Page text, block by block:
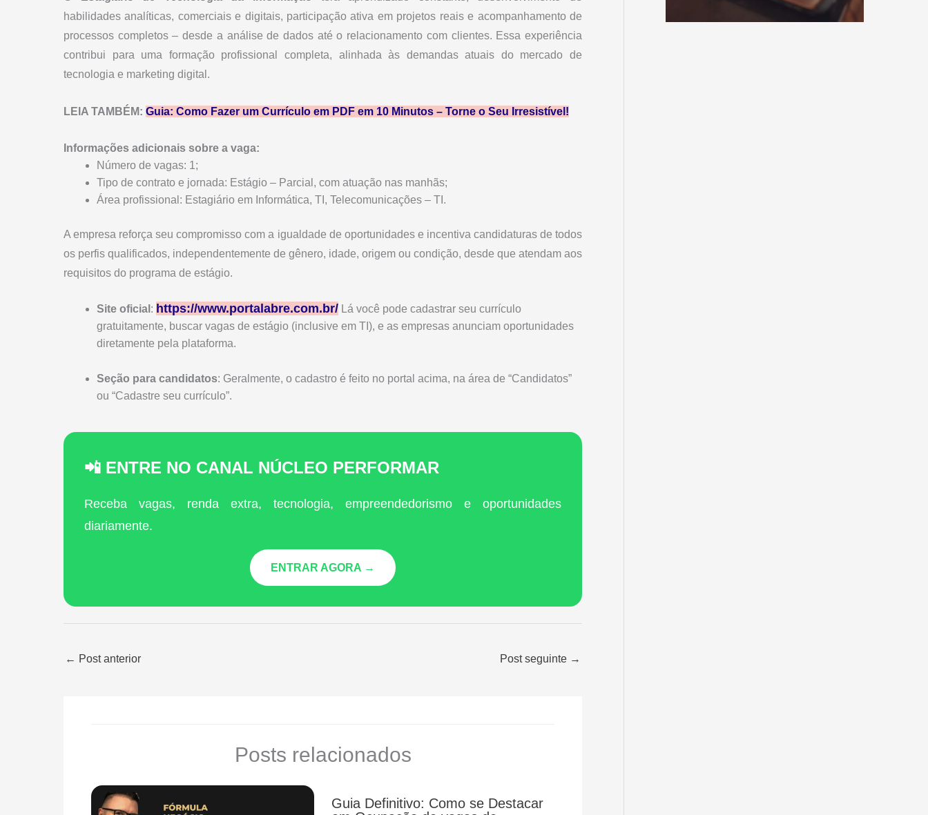
habilidades analíticas, comerciais e digitais, participação ativa em projetos reais e acompanhamento de
processos completos – desde a análise de dados até o relacionamento com clientes. Essa experiência
contribui para uma formação profissional completa, alinhada às demandas atuais do mercado de
tecnologia e marketing digital.
LEIA TAMBÉM: Guia: Como Fazer um Currículo em PDF em 10 Minutos – Torne o Seu Irresistível!
Informações adicionais sobre a vaga:
Número de vagas: 1;
Tipo de contrato e jornada: Estágio – Parcial, com atuação nas manhãs;
Área profissional: Estagiário em Informática, TI, Telecomunicações – TI.
A empresa reforça seu compromisso com a igualdade de oportunidades e incentiva candidaturas de todos
os perfis qualificados, independentemente de gênero, idade, origem ou condição, desde que atendam aos
requisitos do programa de estágio.
Site oficial : https://www.portalabre.com.br/ Lá você pode cadastrar seu currículo
gratuitamente, buscar vagas de estágio (inclusive em TI), e as empresas anunciam oportunidades
diretamente pela plataforma.
Seção para candidatos: Geralmente, o cadastro é feito no portal acima, na área de “Candidatos”
ou “Cadastre seu currículo”.
📲 ENTRE NO CANAL NÚCLEO PERFORMAR
Receba vagas, renda extra, tecnologia, empreendedorismo e oportunidades
diariamente.
ENTRAR AGORA →
← Post anterior Post seguinte →
Posts relacionados
Guia Definitivo: Como se Destacar